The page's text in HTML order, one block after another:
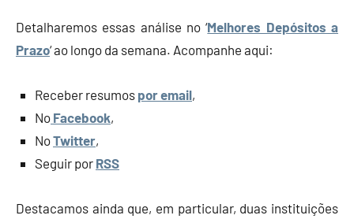
Detalharemos essas análise no ‘Melhores Depósitos a
Prazo‘ ao longo da semana. Acompanhe aqui:
Receber resumos por email,
No Facebook,
NoTwitter,
Seguir por RSS
Destacamos ainda que, em particular, duas instituições